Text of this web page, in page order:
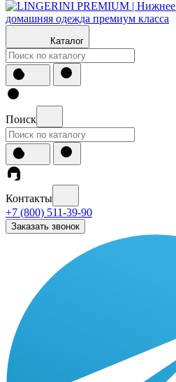
Каталог
Поиск
Контакты
+7 (800) 511-39-90
Заказать звонок